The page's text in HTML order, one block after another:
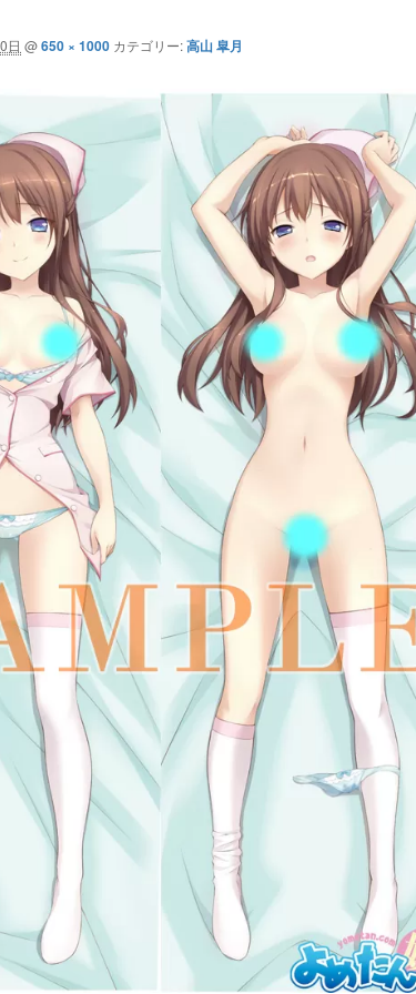
ー
ョ
ン
日 @650 × 1000 カテゴリー:高山 皐月